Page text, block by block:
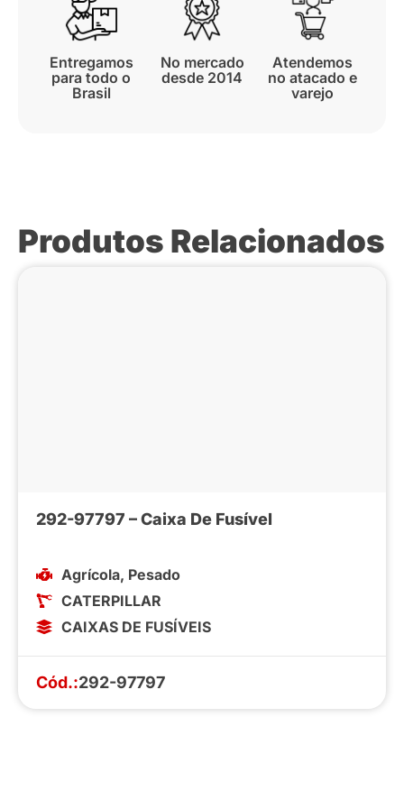
Entregamos
para todo o
Brasil
No mercado
desde 2014
Atendemos
no atacado e
varejo
Produtos Relacionados
292-97797 – Caixa De Fusível
Agrícola, Pesado
CATERPILLAR
CAIXAS DE FUSÍVEIS
Cód.:292-97797